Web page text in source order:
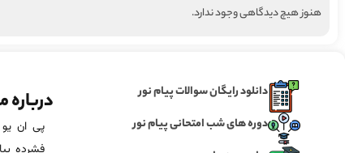
هنوز هیچ دیدگاهی وجود ندارد.
دانلود رایگان سوالات پیام نور
دوره های شب امتحانی پیام نور
درباره